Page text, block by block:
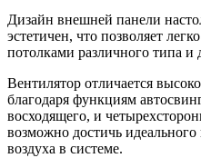
Дизайн внешней панели
эстетичен, что позволяет
потолками различного типа и
Вентилятор отличается
благодаря функциям
восходящего, и
возможно достичь
воздуха в системе.